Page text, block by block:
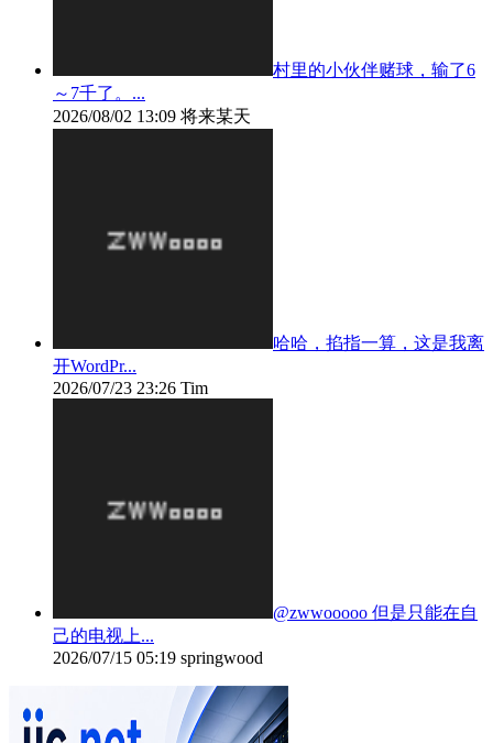
村里的小伙伴赌球，输了6
～7千了。...
2026/08/02 13:09 将来某天
哈哈，掐指一算，这是我离
开WordPr...
2026/07/23 23:26 Tim
@zwwooooo 但是只能在自
己的电视上...
2026/07/15 05:19 springwood